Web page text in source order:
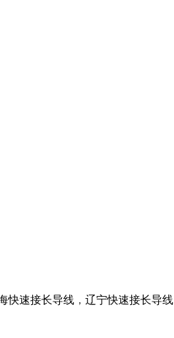
快速接长导线 ， 辽宁快速接长导线